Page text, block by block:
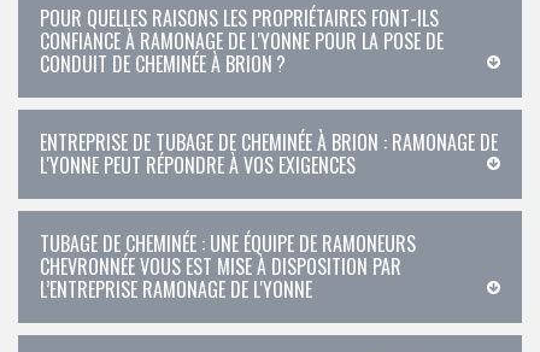
POUR QUELLES RAISONS LES PROPRIÉTAIRES FONT-ILS
CONFIANCE À RAMONAGE DE L'YONNE POUR LA POSE DE
CONDUIT DE CHEMINÉE À BRION ?
ENTREPRISE DE TUBAGE DE CHEMINÉE À BRION : RAMONAGE DE
L'YONNE PEUT RÉPONDRE À VOS EXIGENCES
TUBAGE DE CHEMINÉE : UNE ÉQUIPE DE RAMONEURS
CHEVRONNÉE VOUS EST MISE À DISPOSITION PAR
L’ENTREPRISE RAMONAGE DE L'YONNE